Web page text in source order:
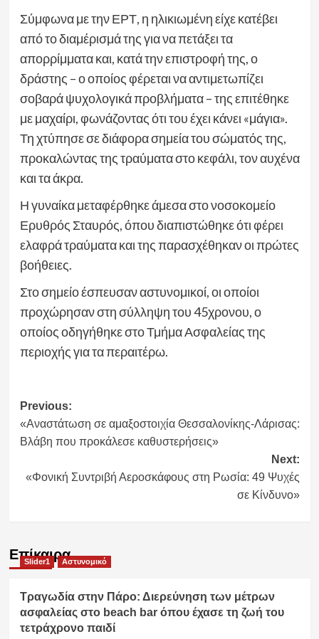
Σύμφωνα με την ΕΡΤ, η ηλικιωμένη είχε κατέβει
από το διαμέρισμά της για να πετάξει τα
απορρίμματα και, κατά την επιστροφή της, ο
δράστης – ο οποίος φέρεται να αντιμετωπίζει
σοβαρά ψυχολογικά προβλήματα – της επιτέθηκε
με μαχαίρι, φωνάζοντας ότι του έχει κάνει «μάγια».
Τη χτύπησε σε διάφορα σημεία του σώματός της,
προκαλώντας της τραύματα στο κεφάλι, τον αυχένα
και τα άκρα.
Η γυναίκα μεταφέρθηκε άμεσα στο νοσοκομείο
Ερυθρός Σταυρός, όπου διαπιστώθηκε ότι φέρει
ελαφρά τραύματα και της παρασχέθηκαν οι πρώτες
βοήθειες.
Στο σημείο έσπευσαν αστυνομικοί, οι οποίοι
προχώρησαν στη σύλληψη του 45χρονου, ο
οποίος οδηγήθηκε στο Τμήμα Ασφαλείας της
περιοχής για τα περαιτέρω.
Post
navigation
Previous:
«Αναστάτωση σε αμαξοστοιχία Θεσσαλονίκης-Λάρισας:
Βλάβη που προκάλεσε καθυστερήσεις»
Next:
«Φονική Συντριβή Αεροσκάφους στη Ρωσία: 49 Ψυχές
σε Κίνδυνο»
Επίκαιρα
Slider1 Αστυνομικό
Τραγωδία στην Πάρο: Διερεύνηση των μέτρων
ασφαλείας στο beach bar όπου έχασε τη ζωή του
τετράχρονο παιδί